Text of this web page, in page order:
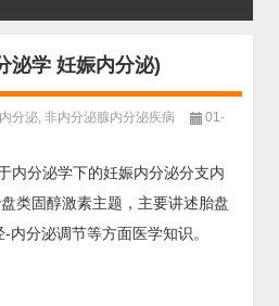
泌学 妊娠内分泌)
分泌, 非内分泌腺内分泌疾病
01-
内分泌学下的妊娠内分泌分支内
类固醇激素主题，主要讲述胎盘
分泌调节等方面医学知识。